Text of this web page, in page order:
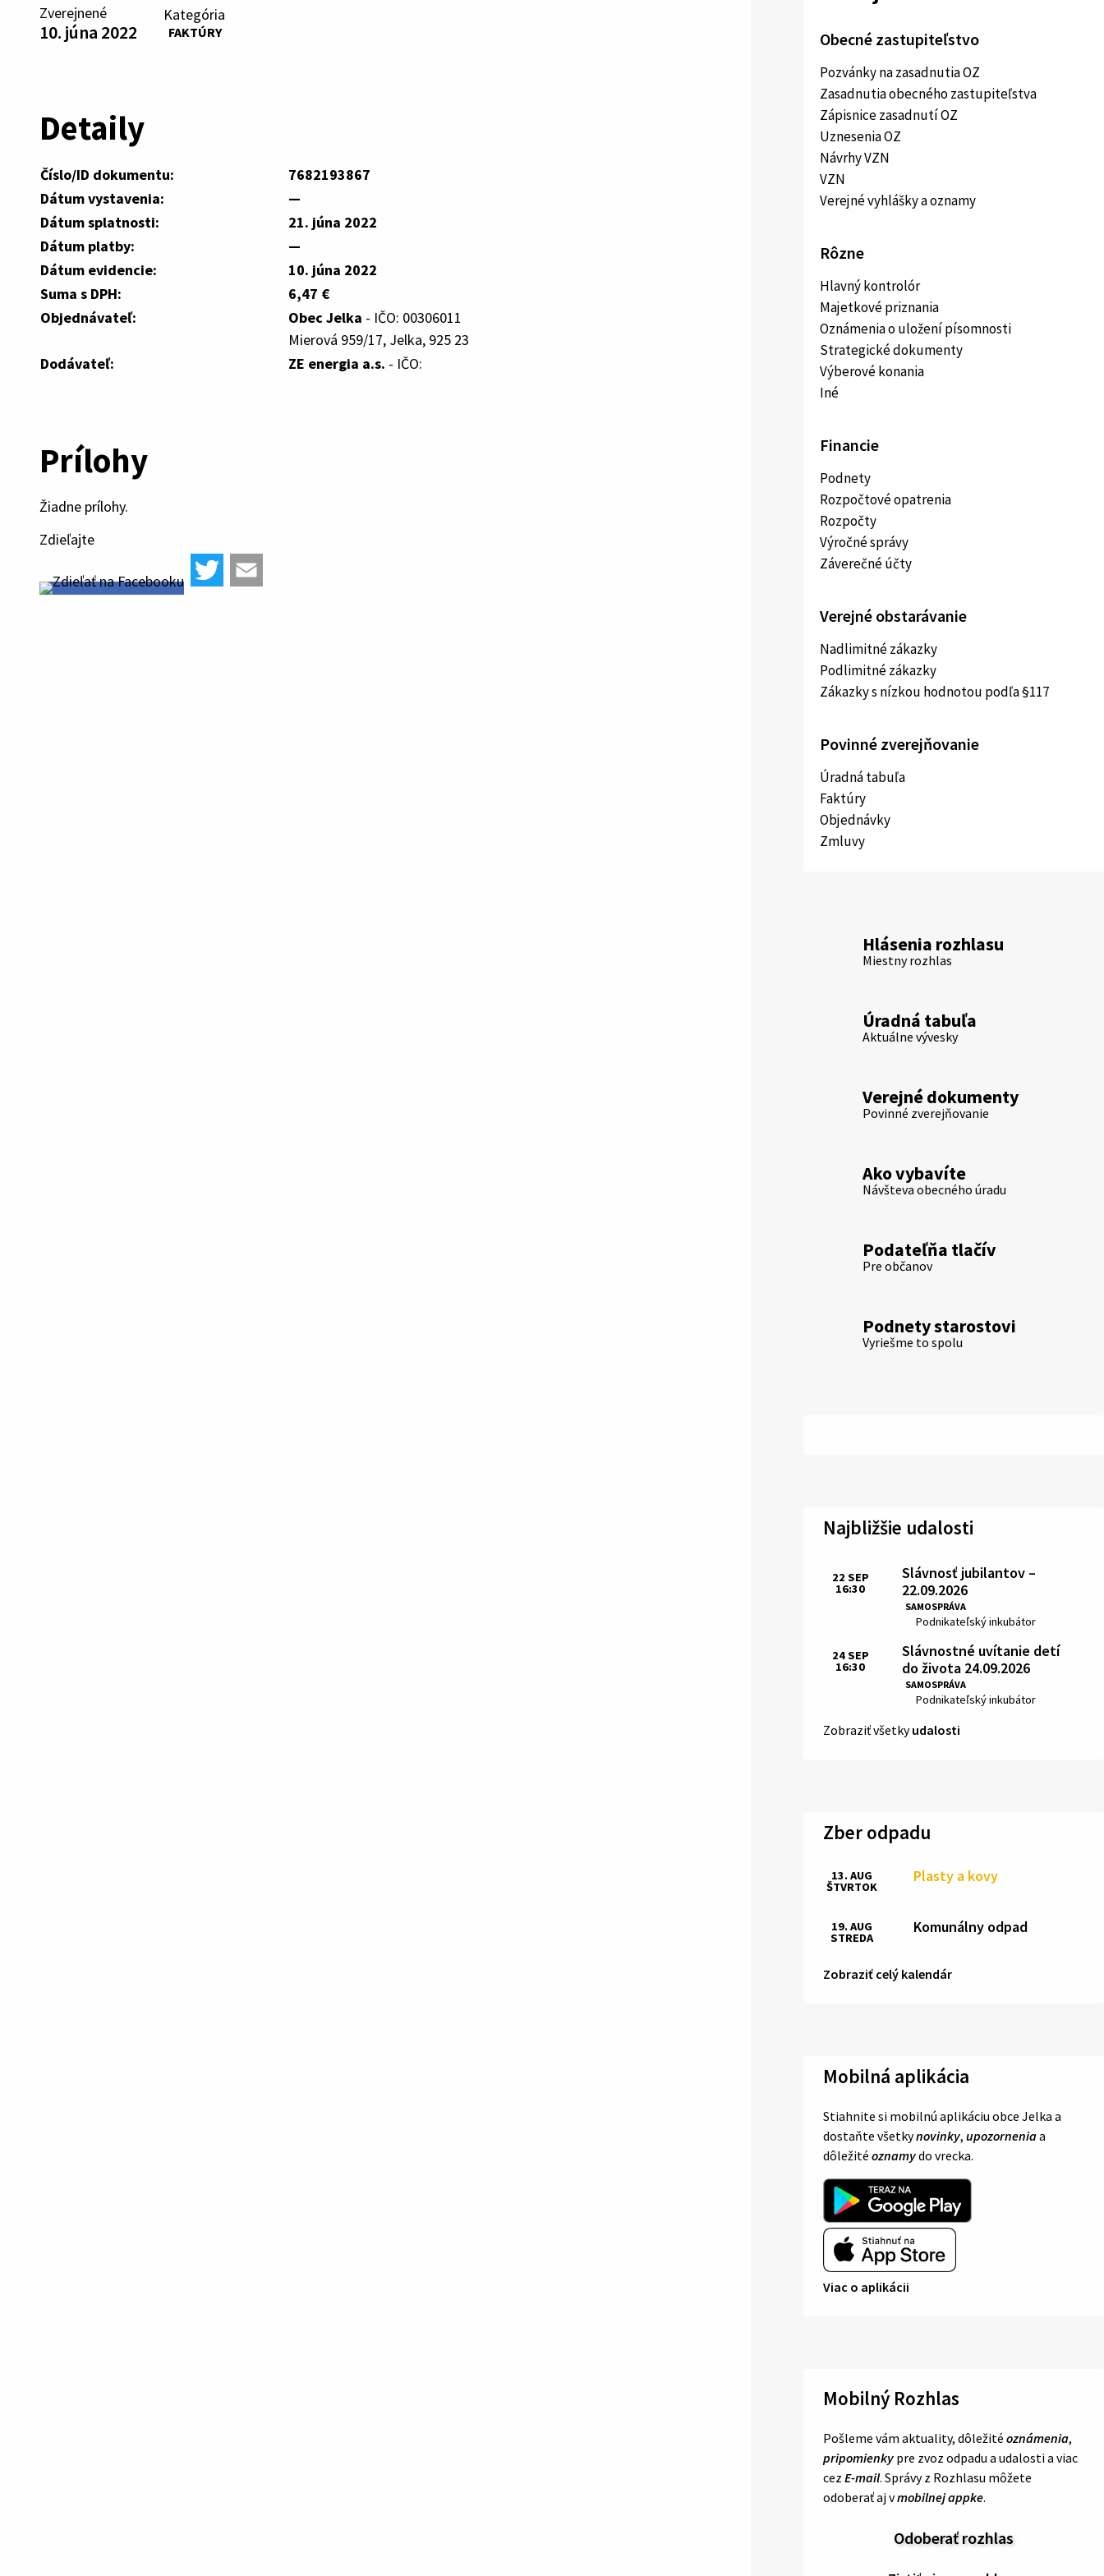
Zverejnené
10. júna 2022
Kategória
FAKTÚRY
Detaily
Číslo/ID dokumentu:
7682193867
Dátum vystavenia:
—
Dátum splatnosti:
21. júna 2022
Dátum platby:
—
Dátum evidencie:
10. júna 2022
Suma s DPH:
6,47 €
Objednávateľ:
Obec Jelka - IČO: 00306011
Mierová 959/17, Jelka, 925 23
Dodávateľ:
ZE energia a.s. - IČO:
Prílohy
Žiadne prílohy.
Zdieľajte
Obecné zastupiteľstvo
Pozvánky na zasadnutia OZ
Zasadnutia obecného zastupiteľstva
Zápisnice zasadnutí OZ
Uznesenia OZ
Návrhy VZN
VZN
Verejné vyhlášky a oznamy
Rôzne
Hlavný kontrolór
Majetkové priznania
Oznámenia o uložení písomnosti
Strategické dokumenty
Výberové konania
Iné
Financie
Podnety
Rozpočtové opatrenia
Rozpočty
Výročné správy
Záverečné účty
Verejné obstarávanie
Nadlimitné zákazky
Podlimitné zákazky
Zákazky s nízkou hodnotou podľa §117
Povinné zverejňovanie
Úradná tabuľa
Faktúry
Objednávky
Zmluvy
Hlásenia rozhlasu
Miestny rozhlas
Úradná tabuľa
Aktuálne vývesky
Verejné dokumenty
Povinné zverejňovanie
Ako vybavíte
Návšteva obecného úradu
Podateľňa tlačív
Pre občanov
Podnety starostovi
Vyriešme to spolu
Najbližšie udalosti
Slávnosť jubilantov –
22.09.2026
SAMOSPRÁVA
Miesto:
Podnikateľský inkubátor
Čas:
22 SEP
16:30
Slávnostné uvítanie detí
do života 24.09.2026
SAMOSPRÁVA
Miesto:
Podnikateľský inkubátor
Čas:
24SEP
16:30
Zobraziť všetkyudalosti
Zber odpadu
Plasty a kovy
13. AUG
ŠTVRTOK
Komunálny odpad
19. AUG
STREDA
Zobraziť celý kalendár
Mobilná aplikácia
Stiahnite si mobilnú aplikáciu obce Jelka a
dostaňte všetkynovinky, upozorneniaa
dôležité oznamydo vrecka.
Viac o aplikácii
Mobilný Rozhlas
Pošleme vám aktuality, dôležité oznámenia,
pripomienky pre zvoz odpadu a udalosti a viac
cez E-mail. Správy z Rozhlasu môžete
odoberať aj vmobilnej appke.
Odoberať rozhlas